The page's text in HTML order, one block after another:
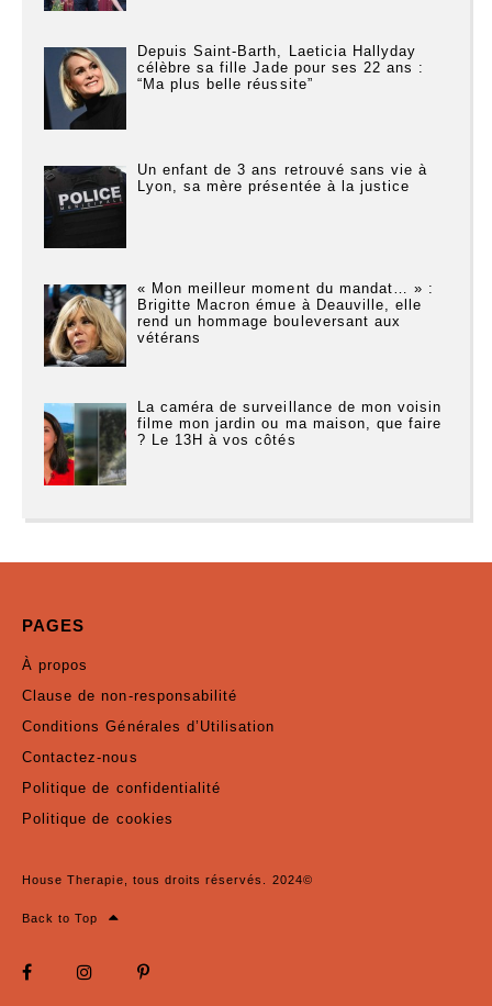
Depuis Saint-Barth, Laeticia Hallyday
célèbre sa fille Jade pour ses 22 ans :
“Ma plus belle réussite”
Un enfant de 3 ans retrouvé sans vie à
Lyon, sa mère présentée à la justice
« Mon meilleur moment du mandat… » :
Brigitte Macron émue à Deauville, elle
rend un hommage bouleversant aux
vétérans
La caméra de surveillance de mon voisin
filme mon jardin ou ma maison, que faire
? Le 13H à vos côtés
PAGES
À propos
Clause de non-responsabilité
Conditions Générales d’Utilisation
Contactez-nous
Politique de confidentialité
Politique de cookies
House Therapie, tous droits réservés. 2024©
Back to Top